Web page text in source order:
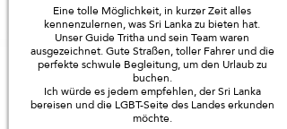
Eine tolle Möglichkeit, in kurzer Zeit alles
kennenzulernen, was Sri Lanka zu bieten hat.
Unser Guide Tritha und sein Team waren
ausgezeichnet. Gute Straßen, toller Fahrer und die
perfekte schwule Begleitung, um den Urlaub zu
buchen.
Ich würde es jedem empfehlen, der Sri Lanka
bereisen und die LGBT-Seite des Landes erkunden
möchte.